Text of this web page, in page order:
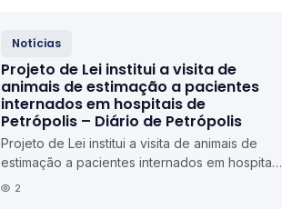
Notícias
Projeto de Lei institui a visita de
animais de estimação a pacientes
internados em hospitais de
Petrópolis – Diário de Petrópolis
Projeto de Lei institui a visita de animais de
estimação a pacientes internados em hospitais
de Petrópolis Diário de Petrópolis
2